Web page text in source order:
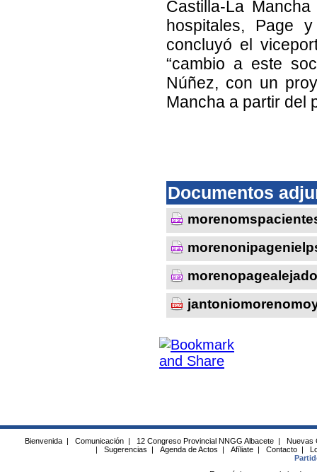
Castilla-La
hospitales, Page
concluyó el
“cambio a este
Núñez, con un
Mancha a partir del
Documentos
Bienvenida | Comunicación | 12 Congreso Provincial NNGG Albacete |
Nuevas
|
Sugerencias | Agenda de Actos | Afíliate | Contacto |